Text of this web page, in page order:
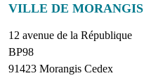
VILLE DE MORANGIS
12 avenue de la République
BP98
91423 Morangis Cedex